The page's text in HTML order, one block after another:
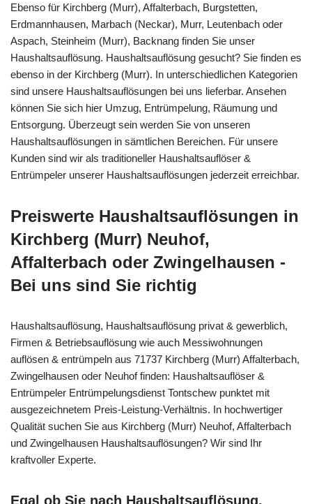
Ebenso für Kirchberg (Murr), Affalterbach, Burgstetten,
Erdmannhausen, Marbach (Neckar), Murr, Leutenbach oder
Aspach, Steinheim (Murr), Backnang finden Sie unser
Haushaltsauflösung. Haushaltsauflösung gesucht? Sie finden es
ebenso in der Kirchberg (Murr). In unterschiedlichen Kategorien
sind unsere Haushaltsauflösungen bei uns lieferbar. Ansehen
können Sie sich hier Umzug, Entrümpelung, Räumung und
Entsorgung. Überzeugt sein werden Sie von unseren
Haushaltsauflösungen in sämtlichen Bereichen. Für unsere
Kunden sind wir als traditioneller Haushaltsauflöser &
Entrümpeler unserer Haushaltsauflösungen jederzeit erreichbar.
Preiswerte Haushaltsauflösungen in
Kirchberg (Murr) Neuhof,
Affalterbach oder Zwingelhausen -
Bei uns sind Sie richtig
Haushaltsauflösung, Haushaltsauflösung privat & gewerblich,
Firmen & Betriebsauflösung wie auch Messiwohnungen
auflösen & entrümpeln aus 71737 Kirchberg (Murr) Affalterbach,
Zwingelhausen oder Neuhof finden: Haushaltsauflöser &
Entrümpeler Entrümpelungsdienst Tontschew punktet mit
ausgezeichnetem Preis-Leistung-Verhältnis. In hochwertiger
Qualität suchen Sie aus Kirchberg (Murr) Neuhof, Affalterbach
und Zwingelhausen Haushaltsauflösungen? Wir sind Ihr
kraftvoller Experte.
Egal ob Sie nach Haushaltsauflösung,